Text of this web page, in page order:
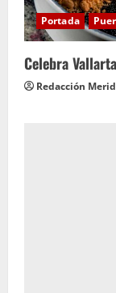
Portada
Celebra
Redacción